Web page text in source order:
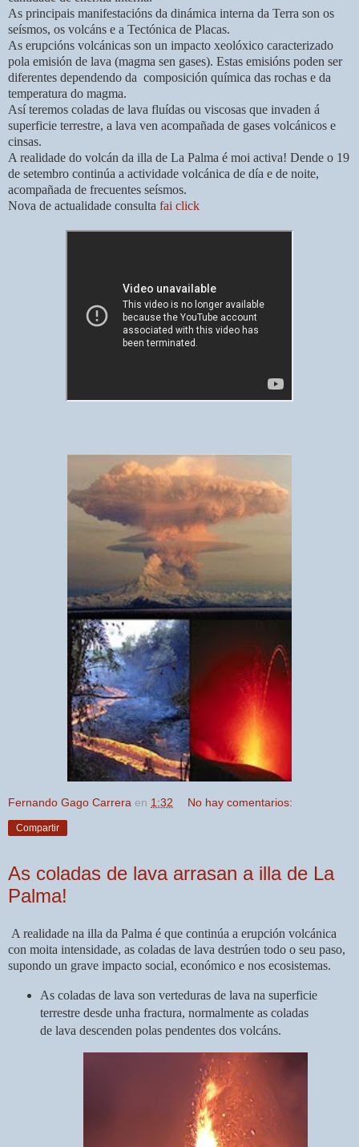
As principais manifestacións da dinámica interna da Terra son os
seísmos, os volcáns e a Tectónica de Placas.
As erupcións volcánicas son un impacto xeolóxico caracterizado
pola emisión de lava (magma sen gases). Estas emisións poden ser
diferentes dependendo da composición química das rochas e da
temperatura do magma.
Así teremos coladas de lava fluídas ou viscosas que invaden á
superficie terrestre, a lava ven acompañada de gases volcánicos e
cinsas.
A realidade do volcán da illa de La Palma é moi activa! Dende o 19
de setembro continúa a actividade volcánica de día e de noite,
acompañada de frecuentes seísmos.
Nova de actualidade consulta fai click
Fernando Gago Carrera en 1:32 No hay comentarios:
Compartir
As coladas de lava arrasan a illa de La
Palma!
A realidade na illa da Palma é que continúa a erupción volcánica
con moita intensidade, as coladas de lava destrúen todo o seu paso,
supondo un grave impacto social, económico e nos ecosistemas.
As coladas de lava son verteduras de lava na superficie
terrestre desde unha fractura, normalmente as coladas
de lava descenden polas pendentes dos volcáns.